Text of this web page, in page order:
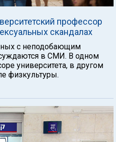
профессор
скандалах
с неподобающим
в СМИ. В одном
университета, в другом
физкультуры.